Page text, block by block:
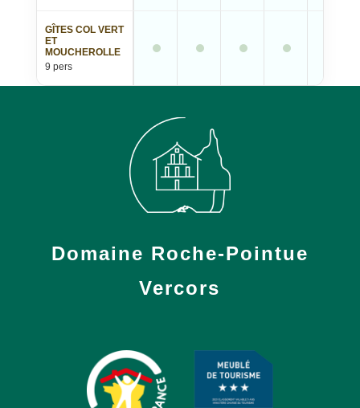
GÎTES COL VERT
ET
MOUCHEROLLE
9 pers
Domaine Roche-Pointue
Vercors